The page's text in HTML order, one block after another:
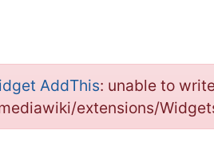
AddThis: unable to
extensions/